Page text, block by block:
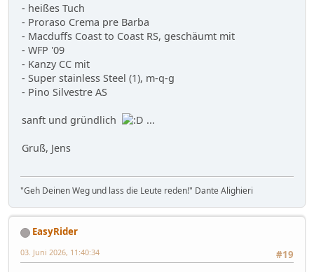
- heißes Tuch
- Proraso Crema pre Barba
- Macduffs Coast to Coast RS, geschäumt mit
- WFP '09
- Kanzy CC mit
- Super stainless Steel (1), m-q-g
- Pino Silvestre AS
sanft und gründlich ...
Gruß, Jens
"Geh Deinen Weg und lass die Leute reden!" Dante Alighieri
EasyRider
#19
03. Juni 2026, 11:40:34